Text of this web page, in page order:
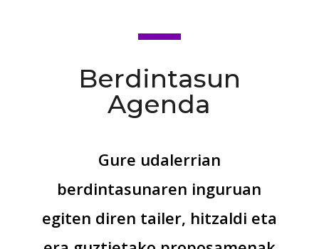
Berdintasun
Agenda
Gure udalerrian
berdintasunaren inguruan
egiten diren tailer, hitzaldi eta